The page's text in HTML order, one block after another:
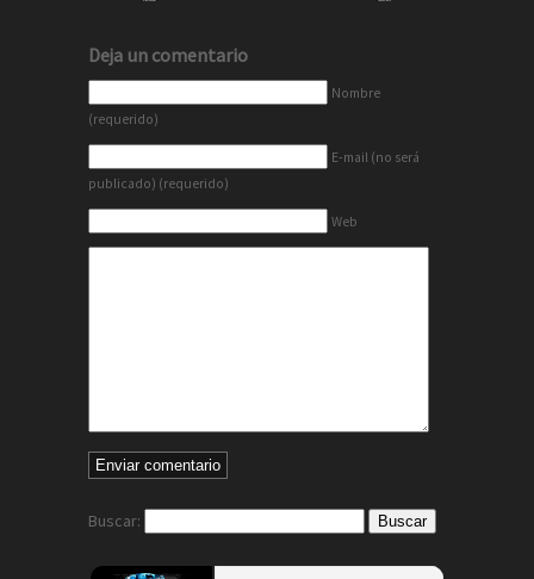
Deja un comentario
Nombre
(requerido)
E-mail (no será
publicado) (requerido)
Web
Buscar: